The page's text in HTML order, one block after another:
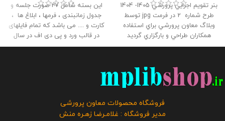
بنر تقويم اجرايي پرورشي 1405- 1404
طرح شماره 2 در فرمت jpg توسط
وبلاگ معاون پرورشي براي استفاده
همكاران طراحي و بارگزاري گرديد
حجم فايل : 16.3 مگابايت
این
پرورشی می باشد و در صورت
مشاهده مشابه آن در سایت های
دیگر بدون اجازه ما در حال استفاده
این بسته شامل 27 صورت جلسه و
جدول زمانبندی ، فرمها ، ابلاغ ها ،
کارت و .... می باشد که تمام فایلهای
در قالب ورد و پی دی اف در سال
تحصیلی 1405- 1404 می باشد و به
حجم فایل : 13 مگابایت
پرورشی می باشد و فروش و انتشار
این برنامه توسط دیگران مورد رضایت
فروشگاه محصولات معاون پرورشی
مدیر فروشگاه : غلامـرضا زهـره منش